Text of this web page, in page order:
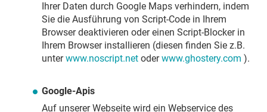
Ihrer Daten durch Google Maps verhindern, indem
Sie die Ausführung von Script-Code in Ihrem
Browser deaktivieren oder einen Script-Blocker in
Ihrem Browser installieren (diesen finden Sie z.B.
unterwww.noscript.net oderwww.ghostery.com ).
Google-Apis
Auf unserer Webseite wird ein Webservice des